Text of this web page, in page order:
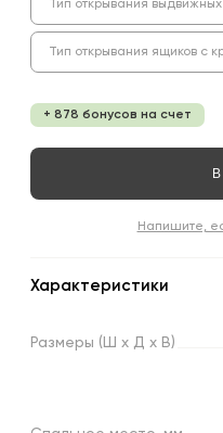
Тип открывания
Тип открывания ящиков с
+ 878 бонусов на счет
Напишите,
Характеристики
Размеры (Ш х Д х В)